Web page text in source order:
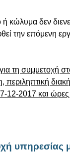
κώλυμα δεν
την επόμενη
τη συμμετοχή
περιληπτική
12-2017 και